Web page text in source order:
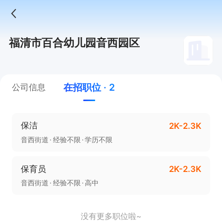
福清市百合幼儿园音西园区
公司信息 在招职位 · 2
保洁 2K-2.3K
音西街道 经验不限 学历不限
保育员 2K-2.3K
音西街道 经验不限 高中
没有更多职位啦~